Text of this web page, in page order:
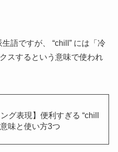
生語ですが、 “chill” には「冷
スするという意味で使われ
ング表現】便利すぎる “chill
味と使い方3つ